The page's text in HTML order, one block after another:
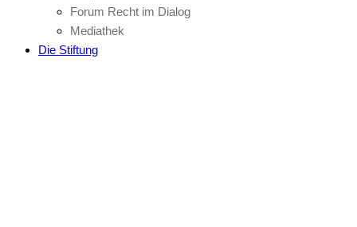
Forum Recht im Dialog
Mediathek
Die Stiftung